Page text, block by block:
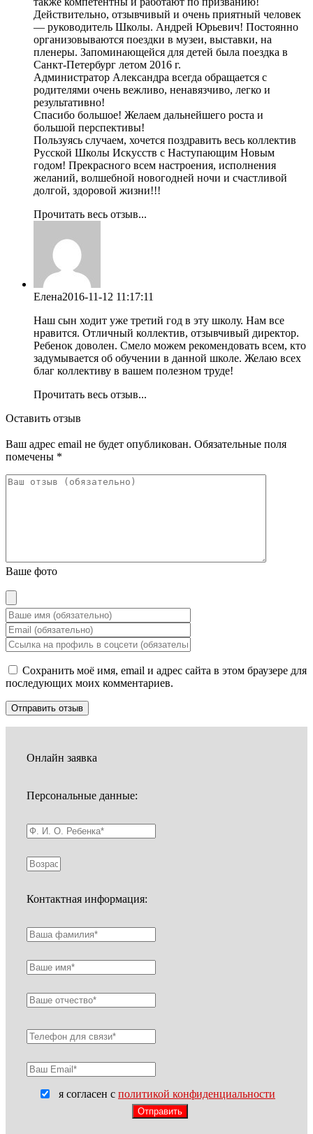
Действительно, отзывчивый и очень приятный человек
— руководитель Школы. Андрей Юрьевич! Постоянно
организовываются поездки в музеи, выставки, на
пленеры. Запоминающейся для детей была поездка в
Санкт-Петербург летом 2016 г.
Администратор Александра всегда обращается с
родителями очень вежливо, ненавязчиво, легко и
результативно!
Спасибо большое! Желаем дальнейшего роста и
большой перспективы!
Пользуясь случаем, хочется поздравить весь коллектив
Русской Школы Искусств с Наступающим Новым
годом! Прекрасного всем настроения, исполнения
желаний, волшебной новогодней ночи и счастливой
долгой, здоровой жизни!!!
Прочитать весь отзыв...
Елена2016-11-12 11:17:11
Наш сын ходит уже третий год в эту школу. Нам все
нравится. Отличный коллектив, отзывчивый директор.
Ребенок доволен. Смело можем рекомендовать всем, кто
задумывается об обучении в данной школе. Желаю всех
благ коллективу в вашем полезном труде!
Прочитать весь отзыв...
Оставить отзыв
Ваш адрес email не будет опубликован. Обязательные поля
помечены *
Ваше фото
Сохранить моё имя, email и адрес сайта в этом браузере для
последующих моих комментариев.
Онлайн заявка
Персональные данные:
Контактная информация:
я согласен с политикой конфиденциальности